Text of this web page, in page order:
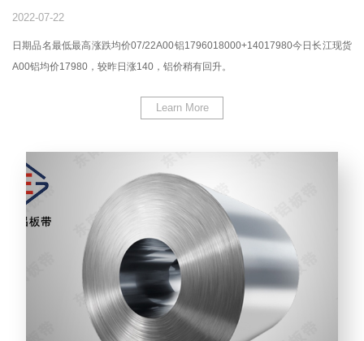
2022-07-22
日期品名最低最高涨跌均价07/22A00铝1796018000+14017980今日长江现货
A00铝均价17980，较昨日涨140，铝价稍有回升。
Learn More